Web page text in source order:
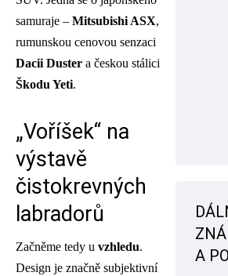
samuraje – Mitsubishi ASX,
rumunskou cenovou senzaci
Dacii Duster a českou stálici
Škodu Yeti.
„Voříšek“ na
výstavě
čistokrevných
labradorů
Začněme tedy u vzhledu.
Design je značně subjektivní
A